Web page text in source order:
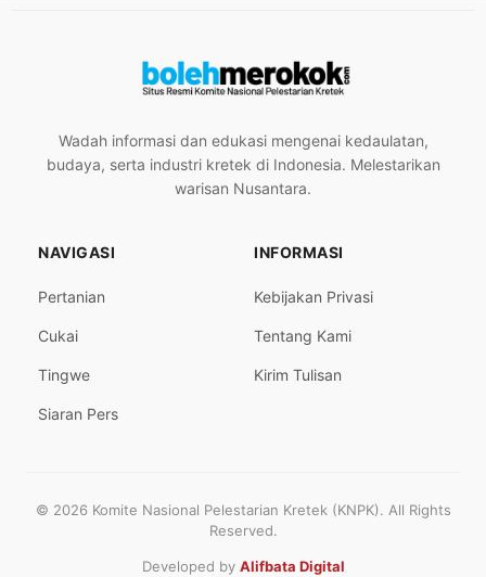
Wadah informasi dan edukasi mengenai kedaulatan,
budaya, serta industri kretek di Indonesia. Melestarikan
warisan Nusantara.
NAVIGASI
Pertanian
Cukai
Tingwe
Siaran Pers
INFORMASI
Kebijakan Privasi
Tentang Kami
Kirim Tulisan
© 2026 Komite Nasional Pelestarian Kretek (KNPK). All Rights
Reserved.
Developed by Alifbata Digital